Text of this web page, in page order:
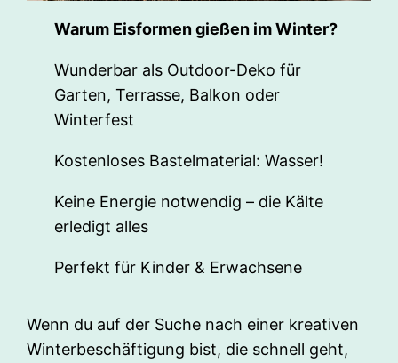
Warum Eisformen gießen im Winter?
Wunderbar als Outdoor-Deko für
Garten, Terrasse, Balkon oder
Winterfest
Kostenloses Bastelmaterial: Wasser!
Keine Energie notwendig – die Kälte
erledigt alles
Perfekt für Kinder & Erwachsene
Wenn du auf der Suche nach einer kreativen
Winterbeschäftigung bist, die schnell geht,